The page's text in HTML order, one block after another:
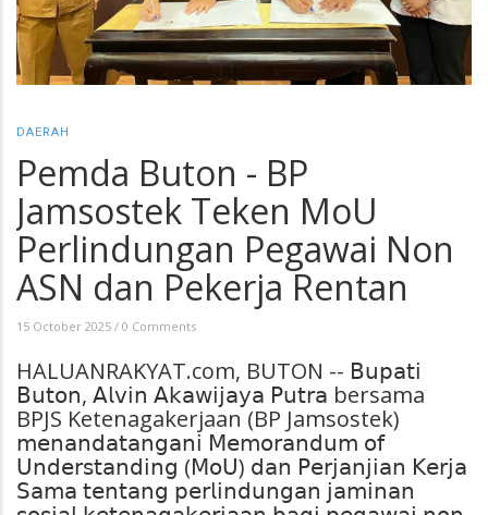
DAERAH
Pemda Buton - BP
Jamsostek Teken MoU
Perlindungan Pegawai Non
ASN dan Pekerja Rentan
15 October 2025 / 0 Comments
HALUANRAKYAT.com, BUTON -- 𝖡𝗎𝗉𝖺𝗍𝗂
𝖡𝗎𝗍𝗈𝗇, 𝖠𝗅𝗏𝗂𝗇 𝖠𝗄𝖺𝗐𝗂𝗃𝖺𝗒𝖺 𝖯𝗎𝗍𝗋𝖺 bersama
BPJS Ketenagakerjaan (BP Jamsostek)
𝗆𝖾𝗇𝖺𝗇𝖽𝖺𝗍𝖺𝗇𝗀𝖺𝗇𝗂 𝖬𝖾𝗆𝗈𝗋𝖺𝗇𝖽𝗎𝗆 𝗈𝖿
𝖴𝗇𝖽𝖾𝗋𝗌𝗍𝖺𝗇𝖽𝗂𝗇𝗀 (𝖬𝗈𝖴) 𝖽𝖺𝗇 𝖯𝖾𝗋𝗃𝖺𝗇𝗃𝗂𝖺𝗇 𝖪𝖾𝗋𝗃𝖺
𝖲𝖺𝗆𝖺 𝗍𝖾𝗇𝗍𝖺𝗇𝗀 𝗉𝖾𝗋𝗅𝗂𝗇𝖽𝗎𝗇𝗀𝖺𝗇 𝗃𝖺𝗆𝗂𝗇𝖺𝗇